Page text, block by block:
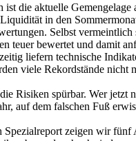
ist die aktuelle Gemengelage
in den
Selbst vermeintlich
teuer bewertet und damit
liefern technische
viele Rekordstände nicht
Risiken spürbar. Wer jetzt
auf dem falschen Fuß
Spezialreport zeigen wir fünf